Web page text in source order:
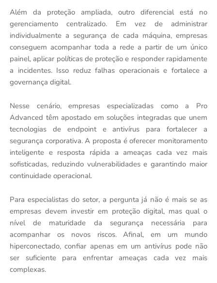
Além da proteção ampliada, outro diferencial está no
gerenciamento centralizado. Em vez de administrar
individualmente a segurança de cada máquina, empresas
conseguem acompanhar toda a rede a partir de um único
painel, aplicar políticas de proteção e responder rapidamente
a incidentes. Isso reduz falhas operacionais e fortalece a
governança digital.
Nesse cenário, empresas especializadas como a Pro
Advanced têm apostado em soluções integradas que unem
tecnologias de endpoint e antivírus para fortalecer a
segurança corporativa. A proposta é oferecer monitoramento
inteligente e resposta rápida a ameaças cada vez mais
sofisticadas, reduzindo vulnerabilidades e garantindo maior
continuidade operacional.
Para especialistas do setor, a pergunta já não é mais se as
empresas devem investir em proteção digital, mas qual o
nível de maturidade da segurança necessária para
acompanhar os novos riscos. Afinal, em um mundo
hiperconectado, confiar apenas em um antivírus pode não
ser suficiente para enfrentar ameaças cada vez mais
complexas.